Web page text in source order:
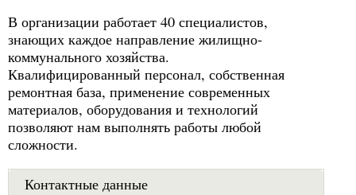
В организации работает 40 специалистов,
знающих каждое направление жилищно-
коммунального хозяйства.
Квалифицированный персонал, собственная
ремонтная база, применение современных
материалов, оборудования и технологий
позволяют нам выполнять работы любой
сложности.
Контактные данные